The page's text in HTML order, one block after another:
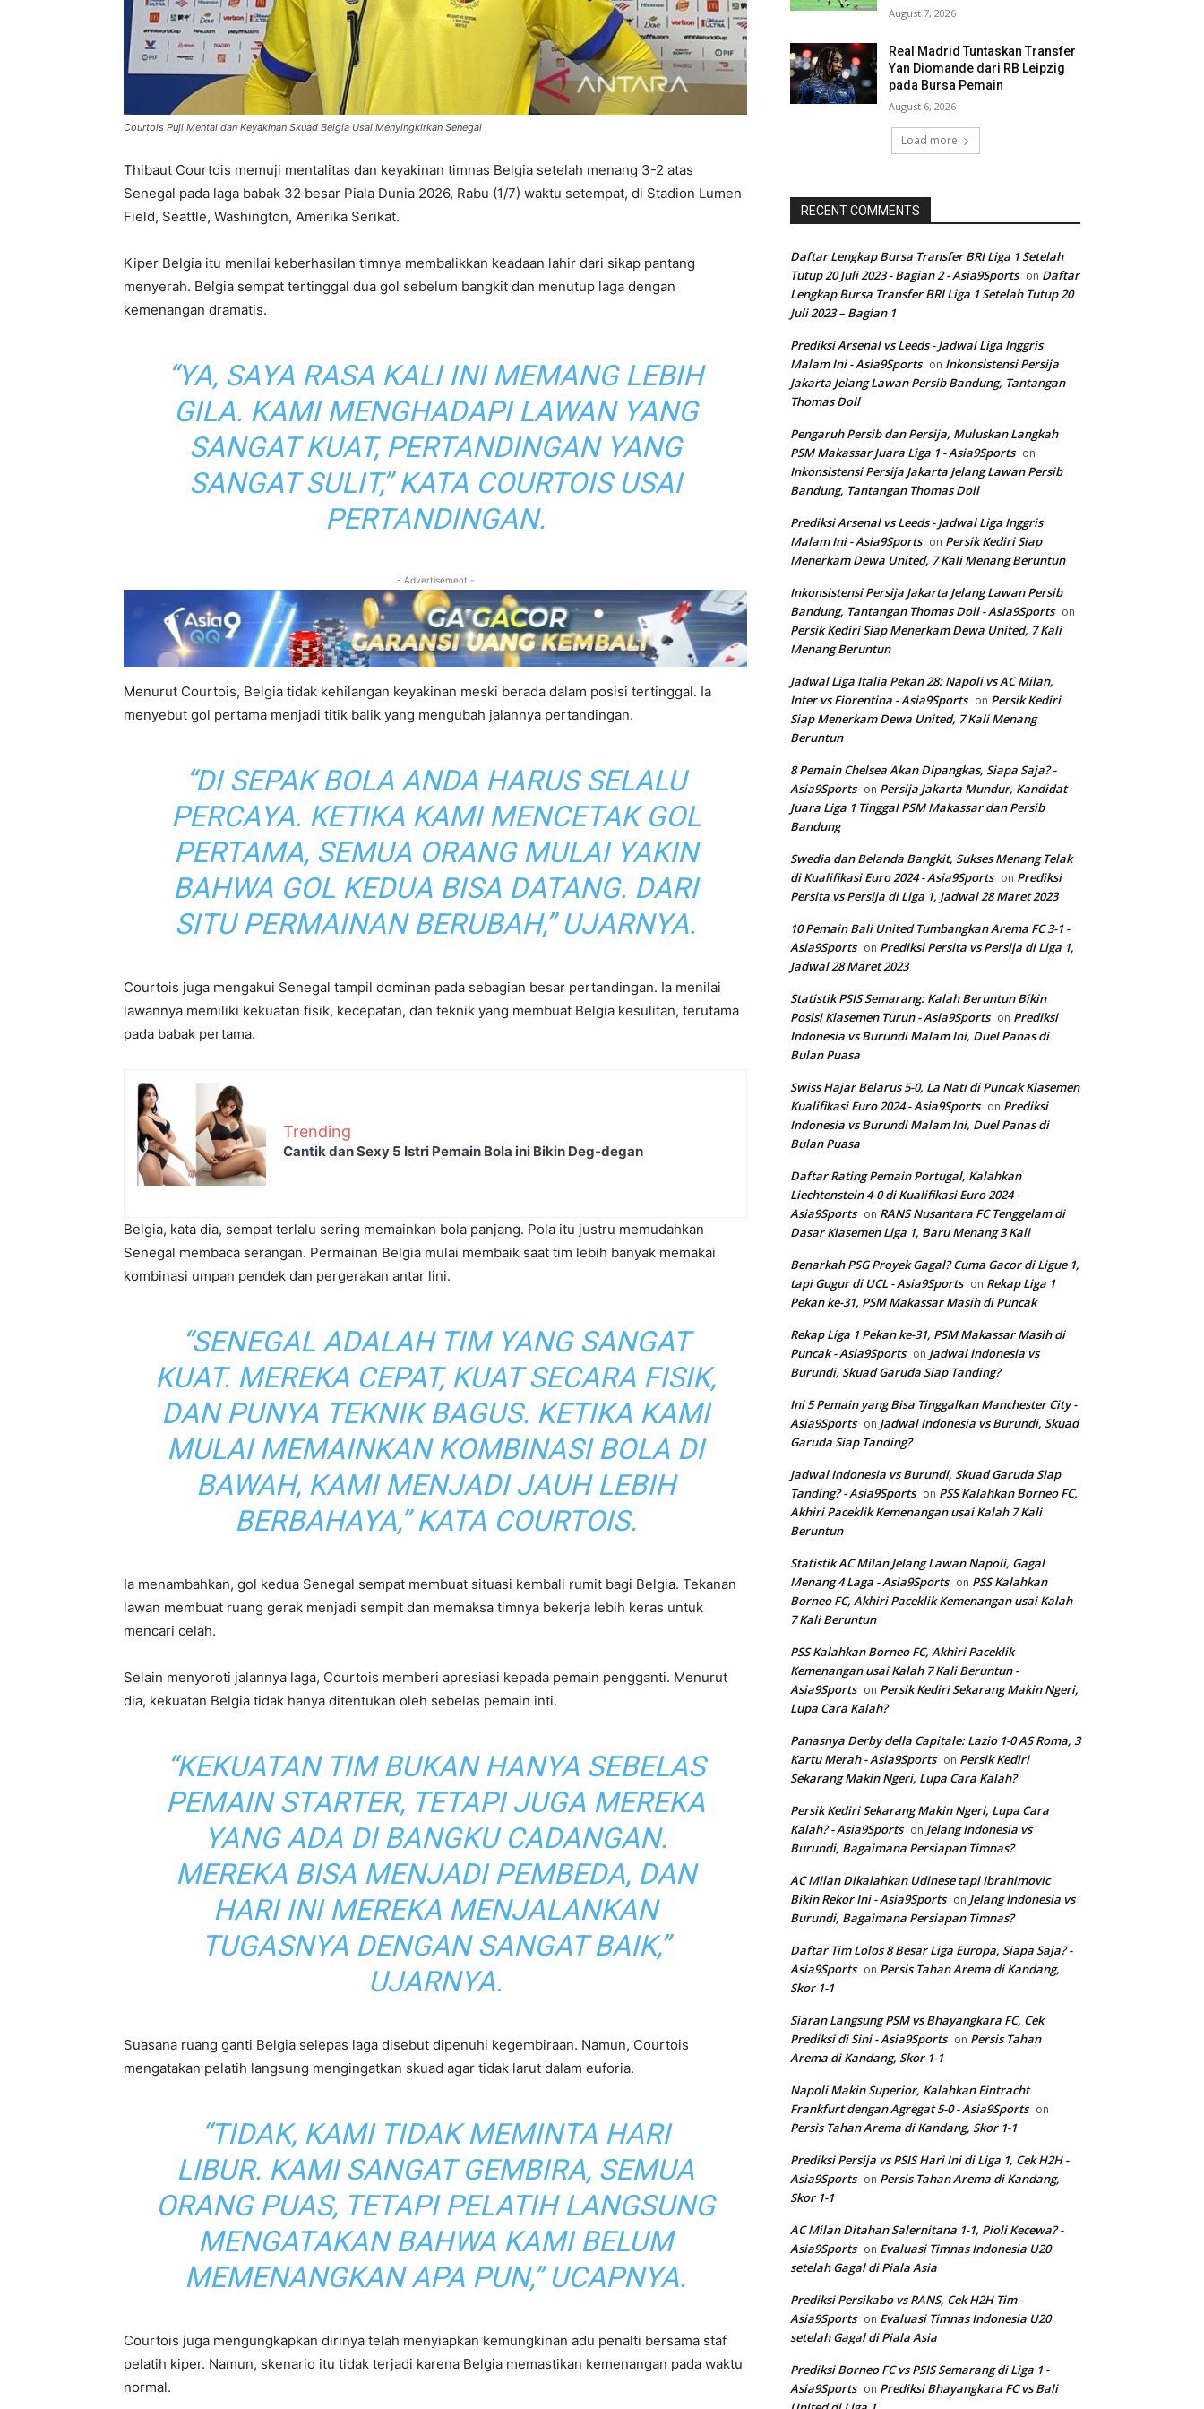
Courtois Puji Mental dan Keyakinan Skuad Belgia Usai Menyingkirkan Senegal
Thibaut Courtois memuji mentalitas dan keyakinan timnas Belgia setelah menang 3-2 atas
Senegal pada laga babak 32 besar Piala Dunia 2026, Rabu (1/7) waktu setempat, di Stadion Lumen
Field, Seattle, Washington, Amerika Serikat.
Kiper Belgia itu menilai keberhasilan timnya membalikkan keadaan lahir dari sikap pantang
menyerah. Belgia sempat tertinggal dua gol sebelum bangkit dan menutup laga dengan
kemenangan dramatis.
“YA, SAYA RASA KALI INI MEMANG LEBIH
GILA. KAMI MENGHADAPI LAWAN YANG
SANGAT KUAT, PERTANDINGAN YANG
SANGAT SULIT,” KATA COURTOIS USAI
PERTANDINGAN.
- Advertisement -
Menurut Courtois, Belgia tidak kehilangan keyakinan meski berada dalam posisi tertinggal. Ia
menyebut gol pertama menjadi titik balik yang mengubah jalannya pertandingan.
“DI SEPAK BOLA ANDA HARUS SELALU
PERCAYA. KETIKA KAMI MENCETAK GOL
PERTAMA, SEMUA ORANG MULAI YAKIN
BAHWA GOL KEDUA BISA DATANG. DARI
SITU PERMAINAN BERUBAH,” UJARNYA.
Courtois juga mengakui Senegal tampil dominan pada sebagian besar pertandingan. Ia menilai
lawannya memiliki kekuatan fisik, kecepatan, dan teknik yang membuat Belgia kesulitan, terutama
pada babak pertama.
Trending
Cantik dan Sexy 5 Istri Pemain Bola ini Bikin Deg-degan
Belgia, kata dia, sempat terlalu sering memainkan bola panjang. Pola itu justru memudahkan
Senegal membaca serangan. Permainan Belgia mulai membaik saat tim lebih banyak memakai
kombinasi umpan pendek dan pergerakan antar lini.
“SENEGAL ADALAH TIM YANG SANGAT
KUAT. MEREKA CEPAT, KUAT SECARA FISIK,
DAN PUNYA TEKNIK BAGUS. KETIKA KAMI
MULAI MEMAINKAN KOMBINASI BOLA DI
BAWAH, KAMI MENJADI JAUH LEBIH
BERBAHAYA,” KATA COURTOIS.
Ia menambahkan, gol kedua Senegal sempat membuat situasi kembali rumit bagi Belgia. Tekanan
lawan membuat ruang gerak menjadi sempit dan memaksa timnya bekerja lebih keras untuk
mencari celah.
Selain menyoroti jalannya laga, Courtois memberi apresiasi kepada pemain pengganti. Menurut
dia, kekuatan Belgia tidak hanya ditentukan oleh sebelas pemain inti.
“KEKUATAN TIM BUKAN HANYA SEBELAS
PEMAIN STARTER, TETAPI JUGA MEREKA
YANG ADA DI BANGKU CADANGAN.
MEREKA BISA MENJADI PEMBEDA, DAN
HARI INI MEREKA MENJALANKAN
TUGASNYA DENGAN SANGAT BAIK,”
UJARNYA.
Suasana ruang ganti Belgia selepas laga disebut dipenuhi kegembiraan. Namun, Courtois
mengatakan pelatih langsung mengingatkan skuad agar tidak larut dalam euforia.
“TIDAK, KAMI TIDAK MEMINTA HARI
LIBUR. KAMI SANGAT GEMBIRA, SEMUA
ORANG PUAS, TETAPI PELATIH LANGSUNG
MENGATAKAN BAHWA KAMI BELUM
MEMENANGKAN APA PUN,” UCAPNYA.
Courtois juga mengungkapkan dirinya telah menyiapkan kemungkinan adu penalti bersama staf
pelatih kiper. Namun, skenario itu tidak terjadi karena Belgia memastikan kemenangan pada waktu
normal.
August 7, 2026
Real Madrid Tuntaskan Transfer
Yan Diomande dari RB Leipzig
pada Bursa Pemain
August 6, 2026
Load more
RECENT COMMENTS
Daftar Lengkap Bursa Transfer BRI Liga 1 Setelah
Tutup 20 Juli 2023 - Bagian 2 - Asia9Sports on Daftar
Lengkap Bursa Transfer BRI Liga 1 Setelah Tutup 20
Juli 2023 – Bagian 1
Prediksi Arsenal vs Leeds - Jadwal Liga Inggris
Malam Ini - Asia9Sports on Inkonsistensi Persija
Jakarta Jelang Lawan Persib Bandung, Tantangan
Thomas Doll
Pengaruh Persib dan Persija, Muluskan Langkah
PSM Makassar Juara Liga 1 - Asia9Sports on
Inkonsistensi Persija Jakarta Jelang Lawan Persib
Bandung, Tantangan Thomas Doll
Prediksi Arsenal vs Leeds - Jadwal Liga Inggris
Malam Ini - Asia9Sports on Persik Kediri Siap
Menerkam Dewa United, 7 Kali Menang Beruntun
Inkonsistensi Persija Jakarta Jelang Lawan Persib
Bandung, Tantangan Thomas Doll - Asia9Sports on
Persik Kediri Siap Menerkam Dewa United, 7 Kali
Menang Beruntun
Jadwal Liga Italia Pekan 28: Napoli vs AC Milan,
Inter vs Fiorentina - Asia9Sports on Persik Kediri
Siap Menerkam Dewa United, 7 Kali Menang
Beruntun
8 Pemain Chelsea Akan Dipangkas, Siapa Saja? -
Asia9Sports on Persija Jakarta Mundur, Kandidat
Juara Liga 1 Tinggal PSM Makassar dan Persib
Bandung
Swedia dan Belanda Bangkit, Sukses Menang Telak
di Kualifikasi Euro 2024 - Asia9Sports on Prediksi
Persita vs Persija di Liga 1, Jadwal 28 Maret 2023
10 Pemain Bali United Tumbangkan Arema FC 3-1 -
Asia9Sports on Prediksi Persita vs Persija di Liga 1,
Jadwal 28 Maret 2023
Statistik PSIS Semarang: Kalah Beruntun Bikin
Posisi Klasemen Turun - Asia9Sports on Prediksi
Indonesia vs Burundi Malam Ini, Duel Panas di
Bulan Puasa
Swiss Hajar Belarus 5-0, La Nati di Puncak Klasemen
Kualifikasi Euro 2024 - Asia9Sports on Prediksi
Indonesia vs Burundi Malam Ini, Duel Panas di
Bulan Puasa
Daftar Rating Pemain Portugal, Kalahkan
Liechtenstein 4-0 di Kualifikasi Euro 2024 -
Asia9Sports on RANS Nusantara FC Tenggelam di
Dasar Klasemen Liga 1, Baru Menang 3 Kali
Benarkah PSG Proyek Gagal? Cuma Gacor di Ligue 1,
tapi Gugur di UCL - Asia9Sports on Rekap Liga 1
Pekan ke-31, PSM Makassar Masih di Puncak
Rekap Liga 1 Pekan ke-31, PSM Makassar Masih di
Puncak - Asia9Sports on Jadwal Indonesia vs
Burundi, Skuad Garuda Siap Tanding?
Ini 5 Pemain yang Bisa Tinggalkan Manchester City -
Asia9Sports on Jadwal Indonesia vs Burundi, Skuad
Garuda Siap Tanding?
Jadwal Indonesia vs Burundi, Skuad Garuda Siap
Tanding? - Asia9Sports on PSS Kalahkan Borneo FC,
Akhiri Paceklik Kemenangan usai Kalah 7 Kali
Beruntun
Statistik AC Milan Jelang Lawan Napoli, Gagal
Menang 4 Laga - Asia9Sports on PSS Kalahkan
Borneo FC, Akhiri Paceklik Kemenangan usai Kalah
7 Kali Beruntun
PSS Kalahkan Borneo FC, Akhiri Paceklik
Kemenangan usai Kalah 7 Kali Beruntun -
Asia9Sports on Persik Kediri Sekarang Makin Ngeri,
Lupa Cara Kalah?
Panasnya Derby della Capitale: Lazio 1-0 AS Roma, 3
Kartu Merah - Asia9Sports on Persik Kediri
Sekarang Makin Ngeri, Lupa Cara Kalah?
Persik Kediri Sekarang Makin Ngeri, Lupa Cara
Kalah? - Asia9Sports on Jelang Indonesia vs
Burundi, Bagaimana Persiapan Timnas?
AC Milan Dikalahkan Udinese tapi Ibrahimovic
Bikin Rekor Ini - Asia9Sports on Jelang Indonesia vs
Burundi, Bagaimana Persiapan Timnas?
Daftar Tim Lolos 8 Besar Liga Europa, Siapa Saja? -
Asia9Sports on Persis Tahan Arema di Kandang,
Skor 1-1
Siaran Langsung PSM vs Bhayangkara FC, Cek
Prediksi di Sini - Asia9Sports on Persis Tahan
Arema di Kandang, Skor 1-1
Napoli Makin Superior, Kalahkan Eintracht
Frankfurt dengan Agregat 5-0 - Asia9Sports on
Persis Tahan Arema di Kandang, Skor 1-1
Prediksi Persija vs PSIS Hari Ini di Liga 1, Cek H2H -
Asia9Sports on Persis Tahan Arema di Kandang,
Skor 1-1
AC Milan Ditahan Salernitana 1-1, Pioli Kecewa? -
Asia9Sports on Evaluasi Timnas Indonesia U20
setelah Gagal di Piala Asia
Prediksi Persikabo vs RANS, Cek H2H Tim -
Asia9Sports on Evaluasi Timnas Indonesia U20
setelah Gagal di Piala Asia
Prediksi Borneo FC vs PSIS Semarang di Liga 1 -
Asia9Sports on Prediksi Bhayangkara FC vs Bali